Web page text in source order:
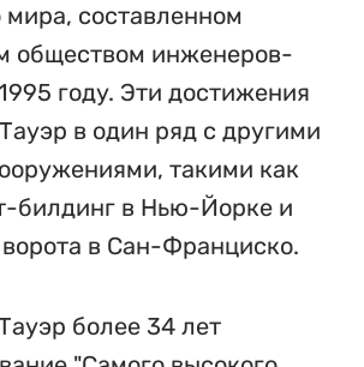
мира, составленном
обществом инженеров-
году. Эти достижения
в один ряд с другими
такими как
билдинг в Нью-Йорке и
в Сан-Франциско.
более 34 лет